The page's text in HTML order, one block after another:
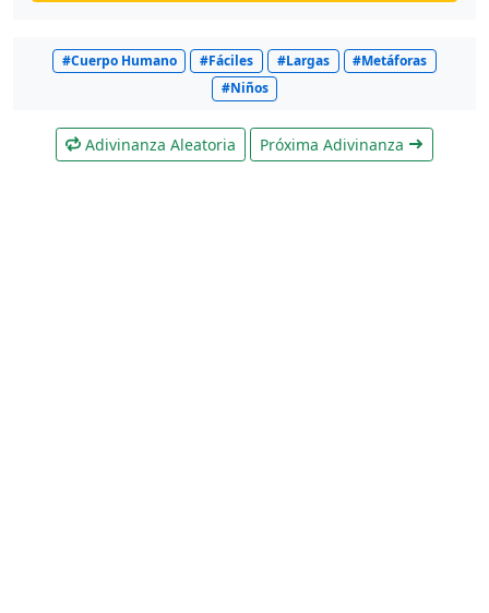
#Cuerpo Humano #Fáciles #Largas
#Metáforas
#Niños
Adivinanza Aleatoria Próxima Adivinanza